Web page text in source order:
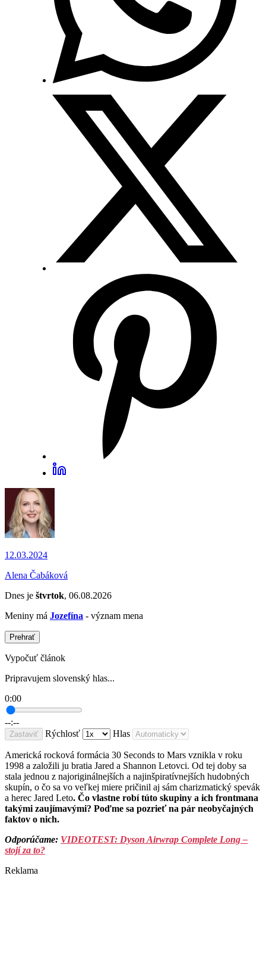
12.03.2024
Alena Čabáková
Dnes je štvrtok, 06.08.2026
Meniny má Jozefína - význam mena
Prehrať
Vypočuť článok
Pripravujem slovenský hlas...
0:00
--:--
Zastaviť Rýchlosť Hlas
Americká rocková formácia 30 Seconds to Mars vznikla v roku
1998 a založili ju bratia Jared a Shannon Letovci. Od tej doby sa
stala jednou z najoriginálnejších a najinšpiratívnejších hudobných
skupín, o čo sa vo veľkej miere pričinil aj sám charizmatický spevák
a herec Jared Leto. Čo vlastne robí túto skupiny a ich frontmana
takými zaujímavými? Poďme sa pozrieť na pár neobyčajných
faktov o nich.
Odporúčame: VIDEOTEST: Dyson Airwrap Complete Long –
stojí za to?
Reklama